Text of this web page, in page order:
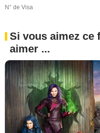
N° de Visa
Si vous aimez ce
aimer ...